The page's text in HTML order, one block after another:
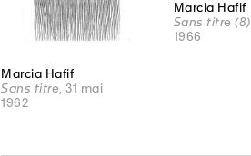
Marcia Hafif
Sans titre, 31 mai
1962
Marcia Hafif
Sans titre (8)
1966